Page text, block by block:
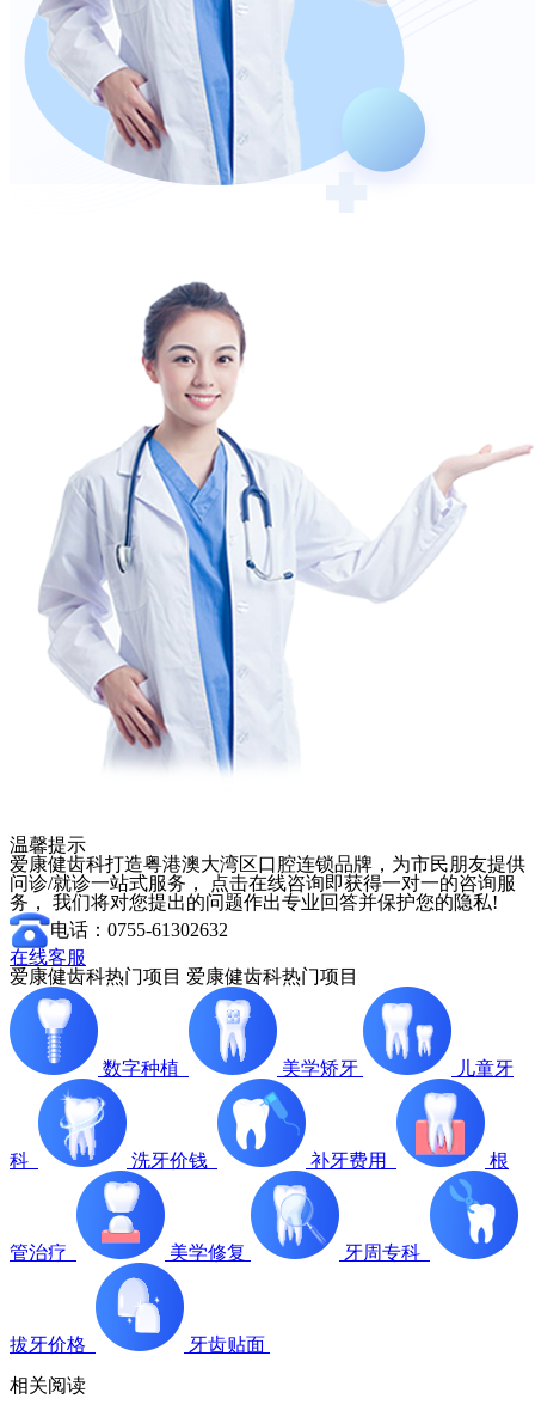
温馨提示
爱康健齿科打造粤港澳大湾区口腔连锁品牌，为市民朋友提供
问诊/就诊一站式服务， 点击在线咨询即获得一对一的咨询服
务， 我们将对您提出的问题作出专业回答并保护您的隐私!
电话：0755-61302632
在线客服
爱康健齿科热门项目 爱康健齿科热门项目
数字种植 美学矫牙 儿童牙
科 洗牙价钱 补牙费用 根
管治疗 美学修复 牙周专科
拔牙价格
牙齿贴面
相关阅读